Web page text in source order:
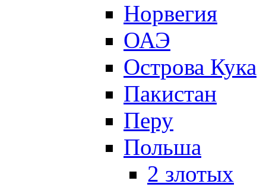
Норвегия
ОАЭ
Острова Кука
Пакистан
Перу
Польша
2 злотых